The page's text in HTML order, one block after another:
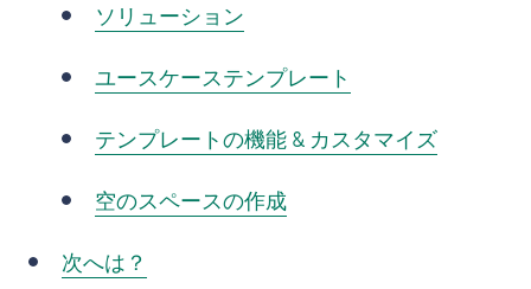
ソリューション
ユースケーステンプレート
テンプレートの機能 & カスタマイズ
空のスペースの作成
次へは？